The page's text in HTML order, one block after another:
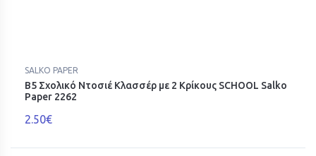
SALKO PAPER
Β5 Σχολικό Ντοσιέ Κλασσέρ με 2 Κρίκους SCHOOL Salko
Paper 2262
2.50€